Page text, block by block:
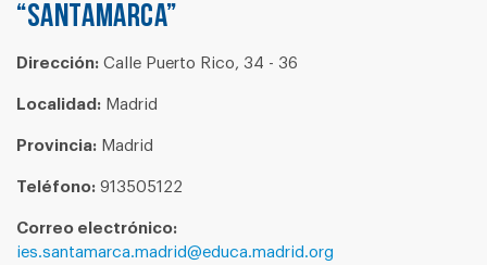
“SANTAMARCA”
Dirección: Calle Puerto Rico, 34 - 36
Localidad: Madrid
Provincia: Madrid
Teléfono: 913505122
Correo electrónico:
ies.santamarca.madrid@educa.madrid.org